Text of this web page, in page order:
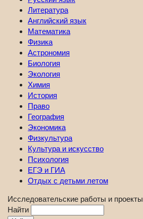
Литература
Английский язык
Математика
Физика
Астрономия
Биология
Экология
Химия
История
Право
География
Экономика
Физкультура
Культура и искусство
Психология
ЕГЭ и ГИА
Отдых с детьми летом
Исследовательские работы и проекты
Найти